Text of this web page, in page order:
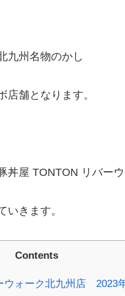
九州名物のかし
店舗となります。
丼屋 TONTON リバー
いきます。
Contents
ォーク北九州店 2023